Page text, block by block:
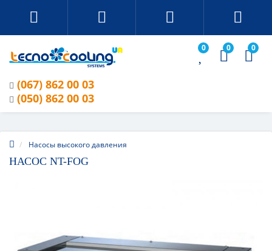
0 0 0
(067) 862 00 03
(050) 862 00 03
Насосы высокого давления
НАСОС NT-FOG